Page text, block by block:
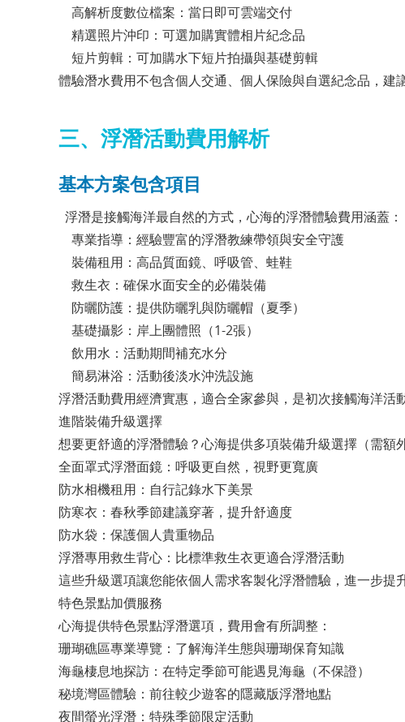
高解析度數位檔案：當日即可雲端交付
精選照片沖印：可選加購實體相片紀念品
短片剪輯：可加購水下短片拍攝與基礎剪輯
體驗潛水費用不包含個人交通、個人保險與自選紀念品，建
三、浮潛活動費用解析
基本方案包含項目
浮潛是接觸海洋最自然的方式，心海的浮潛體驗費用涵蓋：
專業指導：經驗豐富的浮潛教練帶領與安全守護
裝備租用：高品質面鏡、呼吸管、蛙鞋
救生衣：確保水面安全的必備裝備
防曬防護：提供防曬乳與防曬帽（夏季）
基礎攝影：岸上團體照（1-2張）
飲用水：活動期間補充水分
簡易淋浴：活動後淡水沖洗設施
浮潛活動費用經濟實惠，適合全家參與，是初次接觸海洋活
進階裝備升級選擇
想要更舒適的浮潛體驗？心海提供多項裝備升級選擇（需額
全面罩式浮潛面鏡：呼吸更自然，視野更寬廣
防水相機租用：自行記錄水下美景
防寒衣：春秋季節建議穿著，提升舒適度
防水袋：保護個人貴重物品
浮潛專用救生背心：比標準救生衣更適合浮潛活動
這些升級選項讓您能依個人需求客製化浮潛體驗，進一步提
特色景點加價服務
心海提供特色景點浮潛選項，費用會有所調整：
珊瑚礁區專業導覽：了解海洋生態與珊瑚保育知識
海龜棲息地探訪：在特定季節可能遇見海龜（不保證）
秘境灣區體驗：前往較少遊客的隱藏版浮潛地點
夜間螢光浮潛：特殊季節限定活動